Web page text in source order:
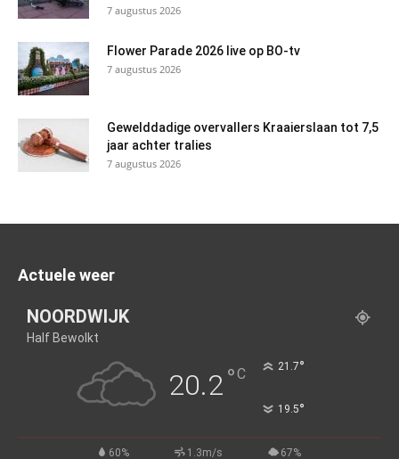
7 augustus 2026
Flower Parade 2026 live op BO-tv
7 augustus 2026
Gewelddadige overvallers Kraaierslaan tot 7,5
jaar achter tralies
7 augustus 2026
Actuele weer
NOORDWIJK
Half Bewolkt
20.2°C 21.7°
19.5°
60% 1.3m/s 67%